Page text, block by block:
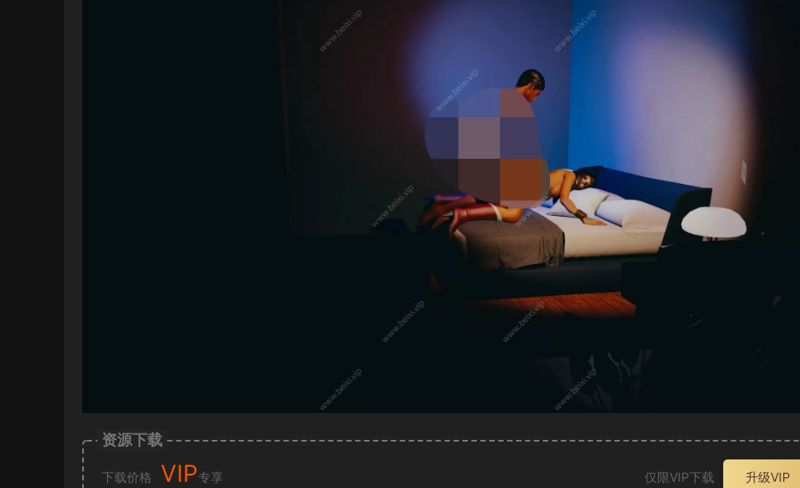
资源下载
下载价格 VIP专享 仅限VIP下载 升级VIP